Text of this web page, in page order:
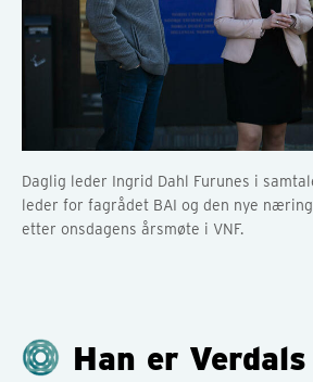
Daglig leder Ingrid Dahl Furunes i
leder for fagrådet BAI og den nye
etter onsdagens årsmøte i VNF.
Han er